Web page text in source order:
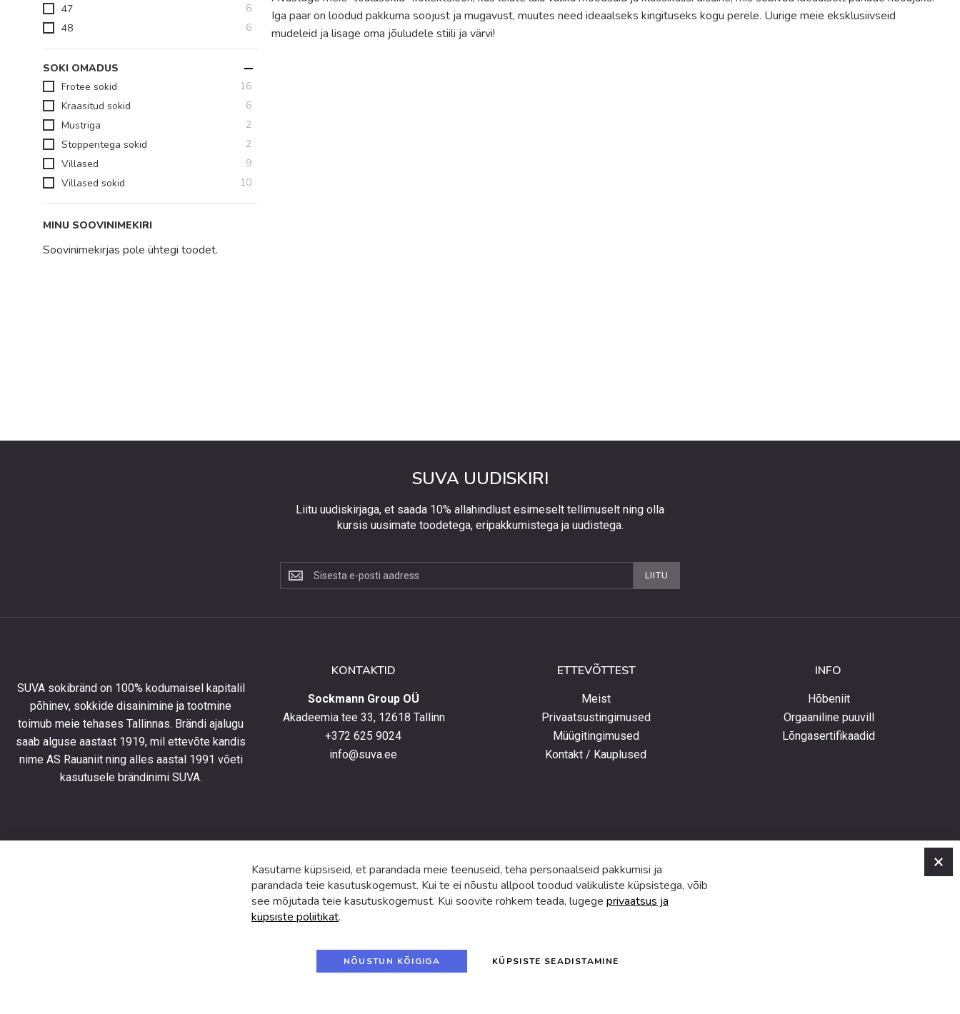
Iga paar on loodud pakkuma soojust ja mugavust, muutes need ideaalseks kingituseks kogu perele. Uurige meie eksklusiivseid
mudeleid ja lisage oma jõuludele stiili ja värvi!
47
6toodet
48
6toodet
SOKI OMADUS
Frotee sokid
16toodet
Kraasitud sokid
6toodet
Mustriga
2toodet
Stopperitega sokid
2toodet
Villased
9toodet
Villased sokid
10toodet
MINU SOOVINIMEKIRI
Soovinimekirjas pole ühtegi toodet.
SUVA UUDISKIRI
Liitu uudiskirjaga, et saada 10% allahindlust esimeselt tellimuselt ning olla
kursis uusimate toodetega, eripakkumistega ja uudistega.
Liitu
uudiskirjaga,
saada
olla
kursis
toodetega,
LIITU
SUVA sokibränd on 100% kodumaisel kapitalil
põhinev, sokkide disainimine ja tootmine
toimub meie tehases Tallinnas. Brändi ajalugu
saab alguse aastast 1919, mil ettevõte kandis
nime AS Rauaniit ning alles aastal 1991 võeti
kasutusele brändinimi SUVA.
KONTAKTID
Sockmann Group OÜ
Akadeemia tee 33, 12618 Tallinn
+372 625 9024
info@suva.ee
ETTEVÕTTEST
Meist
Privaatsustingimused
Müügitingimused
Kontakt / Kauplused
INFO
Hõbeniit
Orgaaniline puuvill
Lõngasertifikaadid
e
o
a
© 2024 SUVA. Kõik õigused kaitstud.
Kasutame küpsiseid, et parandada meie teenuseid, teha personaalseid pakkumisi ja
parandada teie kasutuskogemust. Kui te ei nõustu allpool toodud valikuliste küpsistega, võib
see mõjutada teie kasutuskogemust. Kui soovite rohkem teada, lugege privaatsus ja
küpsiste poliitikat.
NÕUSTUN KÕIGIGA KÜPSISTE SEADISTAMINE